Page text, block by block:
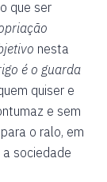
que ser
nesta
é o guarda
quiser e
e sem
o ralo, em
sociedade